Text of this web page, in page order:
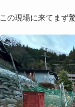
この現場に来てまず